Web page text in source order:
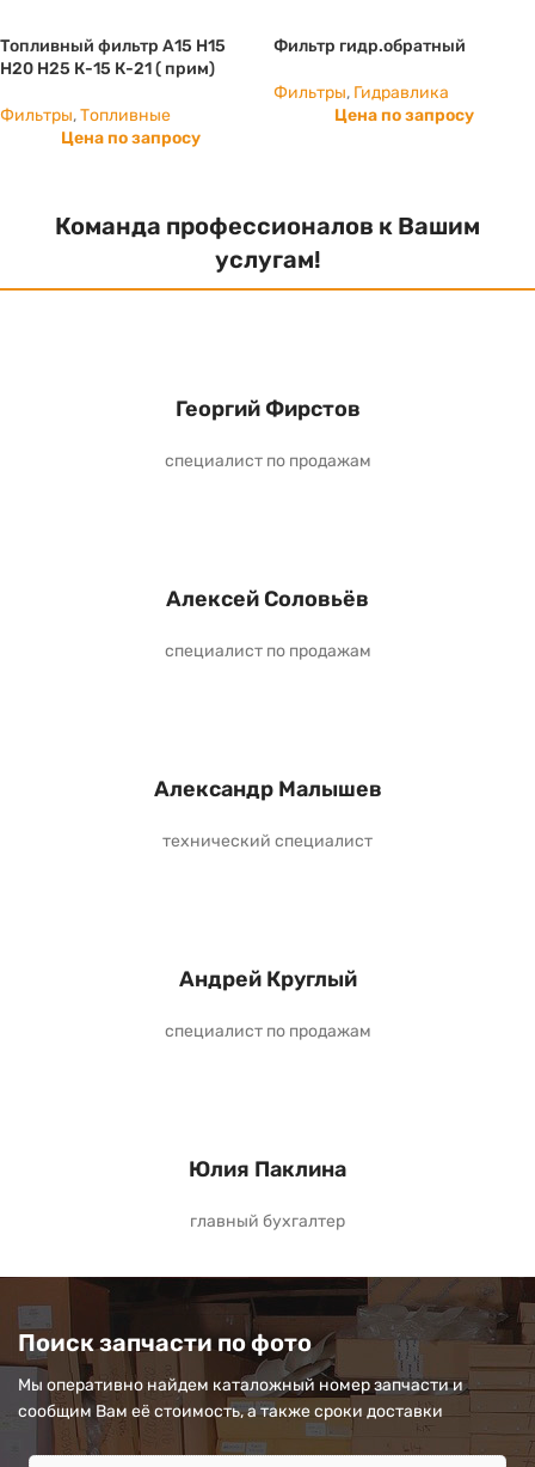
Топливный фильтр А15 Н15
H20 H25 К-15 К-21 ( прим)
Фильтры,Топливные
Цена по запросу
Фильтр гидр.обратный
Фильтры, Гидравлика
Цена по запросу
Команда профессионалов к Вашим
услугам!
Георгий Фирстов
специалист по продажам
Алексей Соловьёв
специалист по продажам
Александр Малышев
технический специалист
Андрей Круглый
специалист по продажам
Юлия Паклина
главный бухгалтер
Поиск запчасти по фото
Мы оперативно найдем каталожный номер запчасти и
сообщим Вам её стоимость, а также сроки доставки